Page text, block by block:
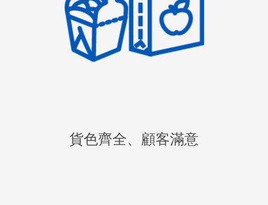
貨色齊全、顧客滿意